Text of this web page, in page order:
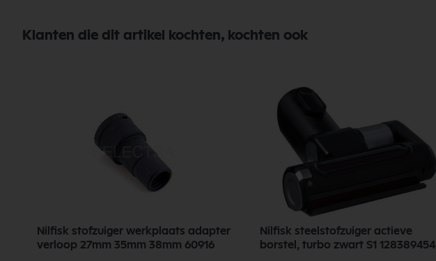
Klanten die dit artikel kochten, kochten ook
Nilfisk stofzuiger werkplaats adapter
verloop 27mm 35mm 38mm 60916
Nilfisk steelstofzuiger actieve
borstel, turbo zwart S1 128389454